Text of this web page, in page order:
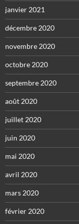
janvier 2021
décembre 2020
novembre 2020
octobre 2020
septembre 2020
août 2020
juillet 2020
juin 2020
mai 2020
avril 2020
mars 2020
février 2020